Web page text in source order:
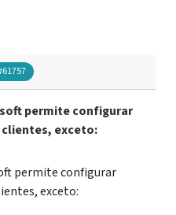
permite configurar
exceto:
permite configurar
exceto: